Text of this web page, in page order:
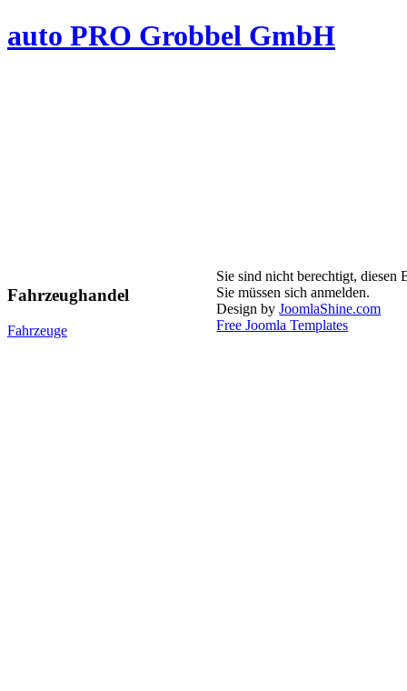
auto PRO Grobbel GmbH
Fahrzeughandel
Fahrzeuge
Sie sind nicht berechtigt, diesen
Sie müssen sich anmelden.
Design byJoomlaShine.com
Free Joomla Templates